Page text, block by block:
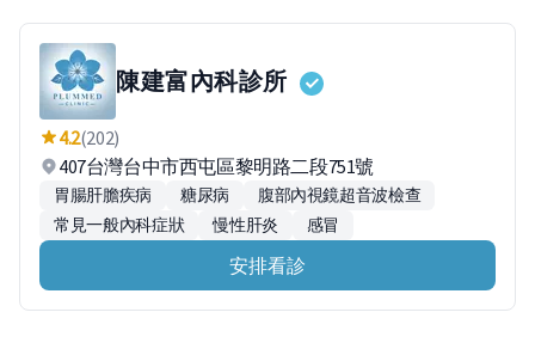
陳建富內科診所
4.2(202)
407台灣台中市西屯區黎明路二段751號
胃腸肝膽疾病 糖尿病
腹部內視鏡超音波檢查
常見一般內科症狀
慢性肝炎 感冒
安排看診